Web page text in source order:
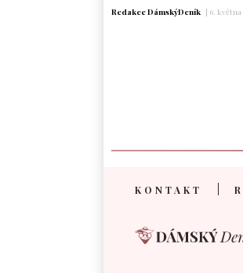
Redakce DámskýDeník | 6. května
KONTAKT